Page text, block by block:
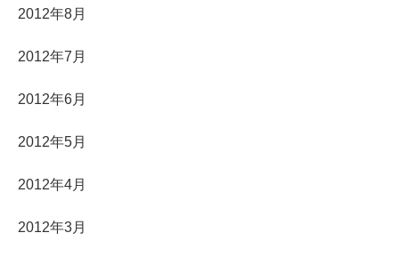
2012年8月
2012年7月
2012年6月
2012年5月
2012年4月
2012年3月